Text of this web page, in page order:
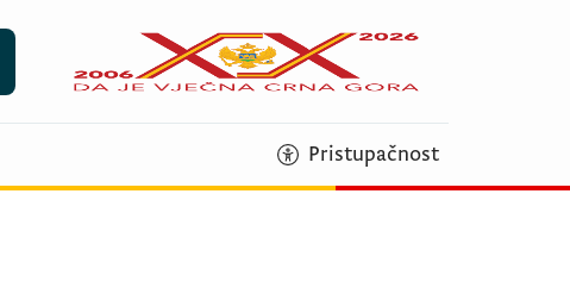
Pristupačnost